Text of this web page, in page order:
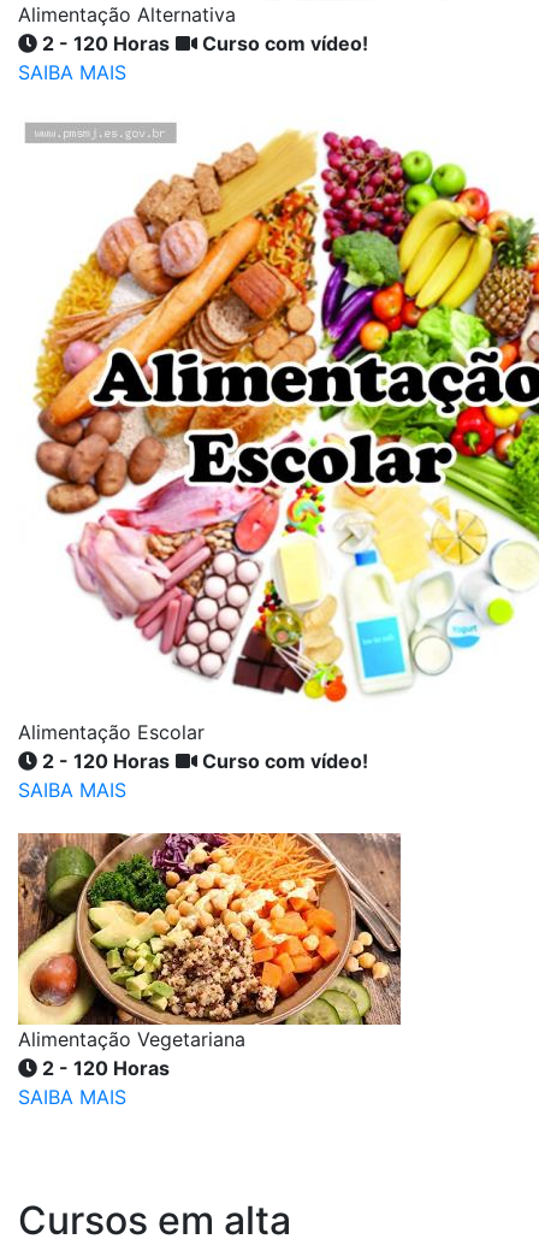
Alimentação Alternativa
2 - 120 Horas
Curso com vídeo!
SAIBA MAIS
Alimentação Escolar
2 - 120 Horas
Curso com vídeo!
SAIBA MAIS
Alimentação Vegetariana
2 - 120 Horas
SAIBA MAIS
Cursos em alta